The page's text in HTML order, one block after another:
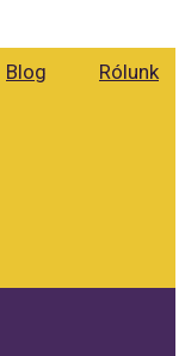
Blog
Rólunk